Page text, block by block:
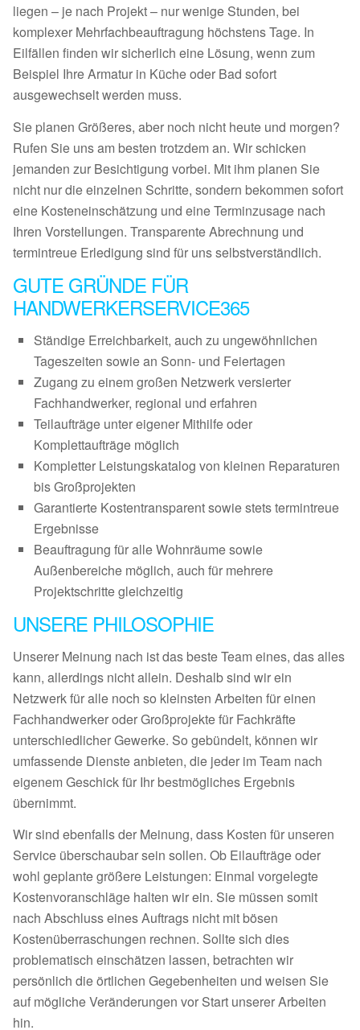
liegen – je nach Projekt – nur wenige Stunden, bei
komplexer Mehrfachbeauftragung höchstens Tage. In
Eilfällen finden wir sicherlich eine Lösung, wenn zum
Beispiel Ihre Armatur in Küche oder Bad sofort
ausgewechselt werden muss.
Sie planen Größeres, aber noch nicht heute und morgen?
Rufen Sie uns am besten trotzdem an. Wir schicken
jemanden zur Besichtigung vorbei. Mit ihm planen Sie
nicht nur die einzelnen Schritte, sondern bekommen sofort
eine Kosteneinschätzung und eine Terminzusage nach
Ihren Vorstellungen. Transparente Abrechnung und
termintreue Erledigung sind für uns selbstverständlich.
GUTE GRÜNDE FÜR
HANDWERKERSERVICE365
Ständige Erreichbarkeit, auch zu ungewöhnlichen
Tageszeiten sowie an Sonn- und Feiertagen
Zugang zu einem großen Netzwerk versierter
Fachhandwerker, regional und erfahren
Teilaufträge unter eigener Mithilfe oder
Komplettaufträge möglich
Kompletter Leistungskatalog von kleinen Reparaturen
bis Großprojekten
Garantierte Kostentransparent sowie stets termintreue
Ergebnisse
Beauftragung für alle Wohnräume sowie
Außenbereiche möglich, auch für mehrere
Projektschritte gleichzeitig
UNSERE PHILOSOPHIE
Unserer Meinung nach ist das beste Team eines, das alles
kann, allerdings nicht allein. Deshalb sind wir ein
Netzwerk für alle noch so kleinsten Arbeiten für einen
Fachhandwerker oder Großprojekte für Fachkräfte
unterschiedlicher Gewerke. So gebündelt, können wir
umfassende Dienste anbieten, die jeder im Team nach
eigenem Geschick für Ihr bestmögliches Ergebnis
übernimmt.
Wir sind ebenfalls der Meinung, dass Kosten für unseren
Service überschaubar sein sollen. Ob Eilaufträge oder
wohl geplante größere Leistungen: Einmal vorgelegte
Kostenvoranschläge halten wir ein. Sie müssen somit
nach Abschluss eines Auftrags nicht mit bösen
Kostenüberraschungen rechnen. Sollte sich dies
problematisch einschätzen lassen, betrachten wir
persönlich die örtlichen Gegebenheiten und weisen Sie
auf mögliche Veränderungen vor Start unserer Arbeiten
hin.